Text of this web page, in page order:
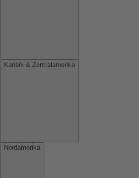
Karibik & Zentralamerika
Nordamerika